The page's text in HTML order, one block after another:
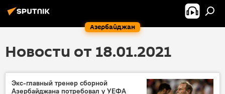
Азербайджан
Новости от 18.01.2021
Экс-главный тренер сборной
Азербайджана потребовал у УЕФА